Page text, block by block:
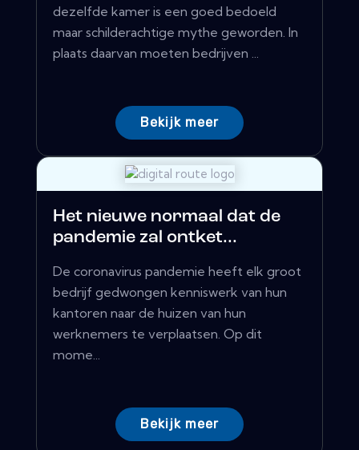
dezelfde kamer is een goed bedoeld
maar schilderachtige mythe geworden. In
plaats daarvan moeten bedrijven ...
Bekijk meer
Het nieuwe normaal dat de
pandemie zal ontket...
De coronavirus pandemie heeft elk groot
bedrijf gedwongen kenniswerk van hun
kantoren naar de huizen van hun
werknemers te verplaatsen. Op dit
mome...
Bekijk meer